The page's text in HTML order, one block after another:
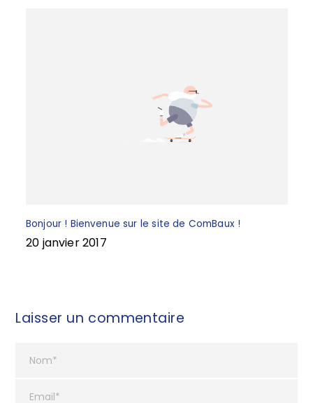
Bonjour ! Bienvenue sur le site de ComBaux !
20 janvier 2017
Laisser un commentaire